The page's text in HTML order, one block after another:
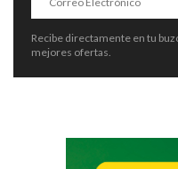
Recibe directamente en tu
mejores ofertas.